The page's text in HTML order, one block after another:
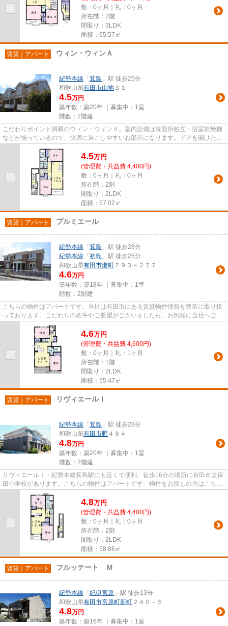
敷：0ヶ月｜礼：0ヶ月
所在階：2階
間取り：3LDK
面積：65.57㎡
賃貸｜アパート ウィン・ウィンＡ
紀勢本線 「 箕島 」駅 徒歩25分
和歌山県有田市山地 ３１
4.5万円
築年数：築20年 ｜募集中： 1室
階数：2階建
こだわりポイント満載のウィン・ウィンＡ。室内設備は洗面所独立・浴室乾燥機
などが揃っているので、快適に過ごしやすいお部屋になります。ドアを開けたり
4.5万円
(管理費・共益費 4,400円)
敷：0ヶ月｜礼：0ヶ月
所在階：2階
間取り：2LDK
面積：57.02㎡
賃貸｜アパート プルミエール
紀勢本線 「 箕島 」駅 徒歩28分
紀勢本線 「 初島 」駅 徒歩25分
和歌山県有田市港町 ７９３－２７７
4.6万円
築年数：築18年 ｜募集中： 1室
階数：2階建
こちらの物件はアパートです。当社は有田市にある賃貸物件情報を豊富に取り扱
っております。こだわりの条件やご要望がございましたら、お気軽に当社へご連
絡下さい。ご希望に適した物...
4.6万円
(管理費・共益費 4,600円)
敷：0ヶ月｜礼：1ヶ月
所在階：1階
間取り：2LDK
面積：55.47㎡
賃貸｜アパート リヴィエールⅠ
紀勢本線 「 箕島 」駅 徒歩28分
和歌山県有田市野 ４８４
4.8万円
築年数：築20年 ｜募集中： 1室
階数：2階建
リヴィエールⅠ：紀勢本線箕島駅にも近くて便利。徒歩16分の場所に有田市立保
田小学校があります。こちらの物件はアパートです。物件をお探しの方はこちら
からお探しになりませんか。た...
4.8万円
(管理費・共益費 4,400円)
敷：0ヶ月｜礼：0ヶ月
所在階：2階
間取り：2LDK
面積：58.86㎡
賃貸｜アパート フルッテート Ｍ
紀勢本線 「 紀伊宮原 」駅 徒歩13分
和歌山県有田市宮原町新町 ２４０－５
4.8万円
築年数：築16年 ｜募集中： 1室